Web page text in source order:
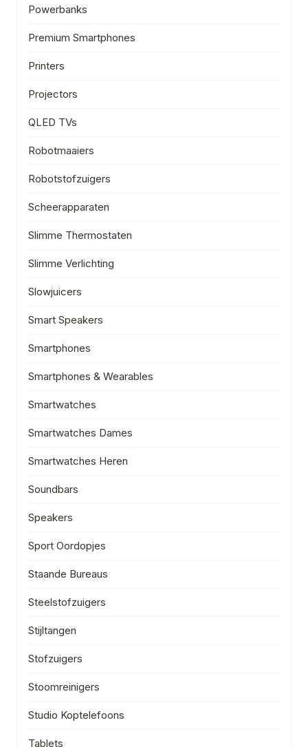
Powerbanks
Premium Smartphones
Printers
Projectors
QLED TVs
Robotmaaiers
Robotstofzuigers
Scheerapparaten
Slimme Thermostaten
Slimme Verlichting
Slowjuicers
Smart Speakers
Smartphones
Smartphones & Wearables
Smartwatches
Smartwatches Dames
Smartwatches Heren
Soundbars
Speakers
Sport Oordopjes
Staande Bureaus
Steelstofzuigers
Stijltangen
Stofzuigers
Stoomreinigers
Studio Koptelefoons
Tablets